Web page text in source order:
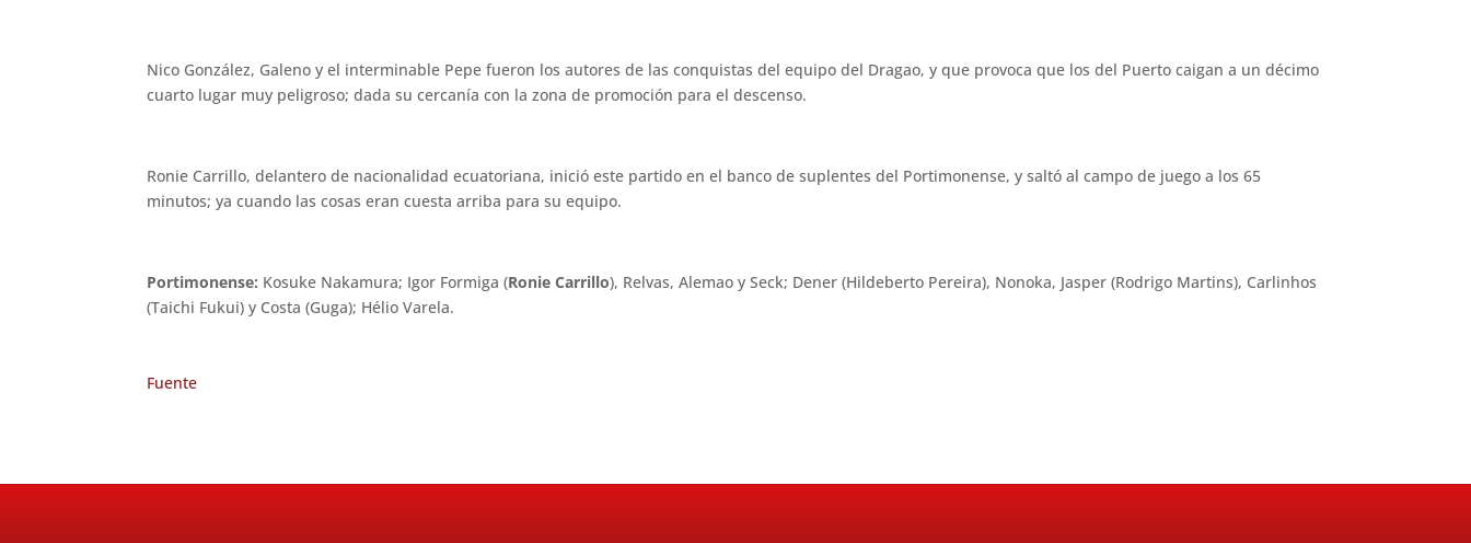
Nico González, Galeno y el interminable Pepe fueron los autores de las conquistas del equipo del Dragao, y que provoca que los del Puerto caigan a un décimo
cuarto lugar muy peligroso; dada su cercanía con la zona de promoción para el descenso.
Ronie Carrillo, delantero de nacionalidad ecuatoriana, inició este partido en el banco de suplentes del Portimonense, y saltó al campo de juego a los 65
minutos; ya cuando las cosas eran cuesta arriba para su equipo.
Portimonense: Kosuke Nakamura; Igor Formiga (Ronie Carrillo), Relvas, Alemao y Seck; Dener (Hildeberto Pereira), Nonoka, Jasper (Rodrigo Martins), Carlinhos
(Taichi Fukui) y Costa (Guga); Hélio Varela.
Fuente